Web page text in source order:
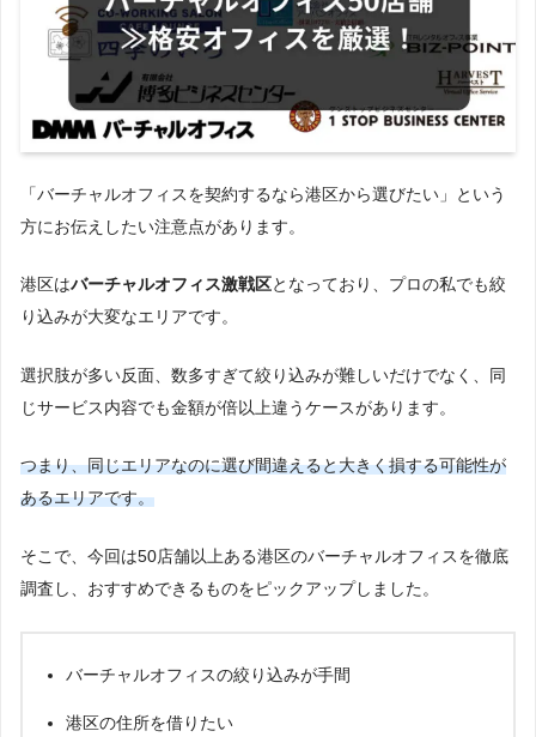
「バーチャルオフィスを契約するなら港区から選びたい」という
方にお伝えしたい注意点があります。
港区はバーチャルオフィス激戦区となっており、プロの私でも絞
り込みが大変なエリアです。
選択肢が多い反面、数多すぎて絞り込みが難しいだけでなく、同
じサービス内容でも金額が倍以上違うケースがあります。
つまり、同じエリアなのに選び間違えると大きく損する可能性が
あるエリアです。
そこで、今回は50店舗以上ある港区のバーチャルオフィスを徹底
調査し、おすすめできるものをピックアップしました。
バーチャルオフィスの絞り込みが手間
港区の住所を借りたい